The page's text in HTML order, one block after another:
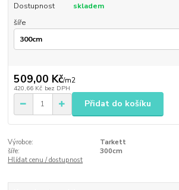
Dostupnost
skladem
šíře
509,00 Kč/m2
420,66 Kč bez DPH
Přidat do košíku
Výrobce:
Tarkett
šíře:
300cm
Hlídat cenu / dostupnost